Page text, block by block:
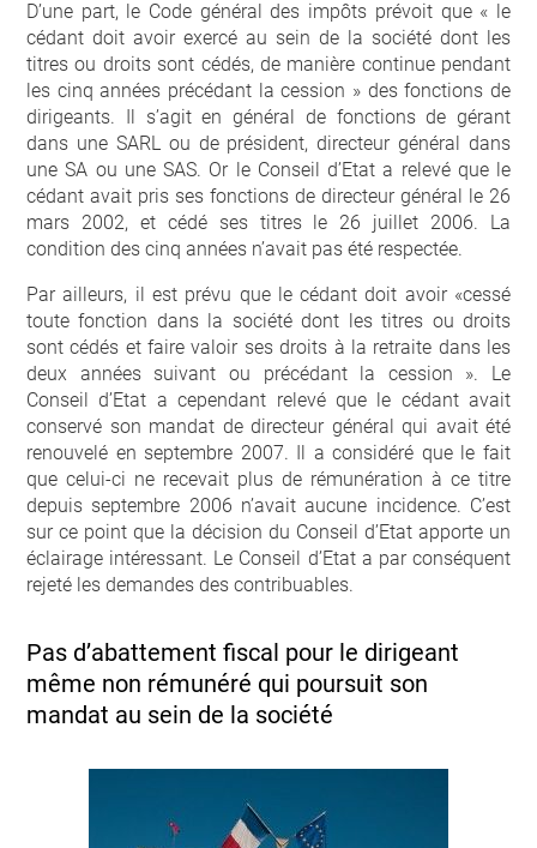
D’une part, le Code général des impôts prévoit que « le
cédant doit avoir exercé au sein de la société dont les
titres ou droits sont cédés, de manière continue pendant
les cinq années précédant la cession » des fonctions de
dirigeants. Il s’agit en général de fonctions de gérant
dans une SARL ou de président, directeur général dans
une SA ou une SAS. Or le Conseil d’Etat a relevé que le
cédant avait pris ses fonctions de directeur général le 26
mars 2002, et cédé ses titres le 26 juillet 2006. La
condition des cinq années n’avait pas été respectée.
Par ailleurs, il est prévu que le cédant doit avoir «cessé
toute fonction dans la société dont les titres ou droits
sont cédés et faire valoir ses droits à la retraite dans les
deux années suivant ou précédant la cession ». Le
Conseil d’Etat a cependant relevé que le cédant avait
conservé son mandat de directeur général qui avait été
renouvelé en septembre 2007. Il a considéré que le fait
que celui-ci ne recevait plus de rémunération à ce titre
depuis septembre 2006 n’avait aucune incidence. C’est
sur ce point que la décision du Conseil d’Etat apporte un
éclairage intéressant. Le Conseil d’Etat a par conséquent
rejeté les demandes des contribuables.
Pas d’abattement fiscal pour le dirigeant
même non rémunéré qui poursuit son
mandat au sein de la société